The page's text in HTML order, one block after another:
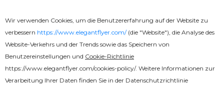
Wir verwenden Cookies, um die Benutzererfahrung auf der Website zu
verbessern https://www.elegantflyer.com/(die "Website"), die Analyse des
Website-Verkehrs und der Trends sowie das Speichern von
Benutzereinstellungen und Cookie-Richtlinie
https://www.elegantflyer.com/cookies-policy/. Weitere Informationen zur
Verarbeitung Ihrer Daten finden Sie in der Datenschutzrichtlinie